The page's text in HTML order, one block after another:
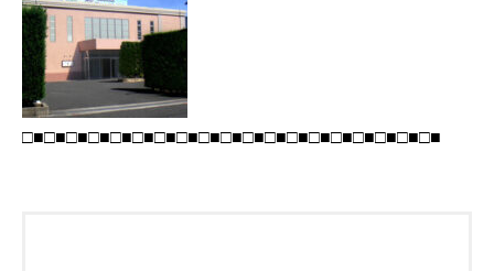
□■□■□■□■□■□■□■□■□■□■□■□■□■□■□■□■□■□■□■